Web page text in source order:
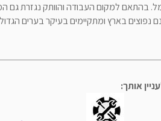
נפוצים בארץ ומתקיימים בעיקר בערים
אותך: